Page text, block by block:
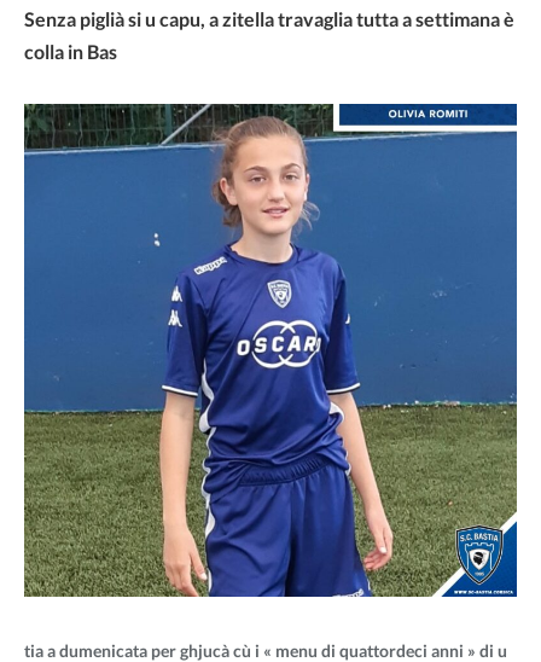
Senza piglià si u capu, a zitella travaglia tutta a settimana è
colla in Bas
tia a dumenicata per ghjucà cù i « menu di quattordeci anni » di u